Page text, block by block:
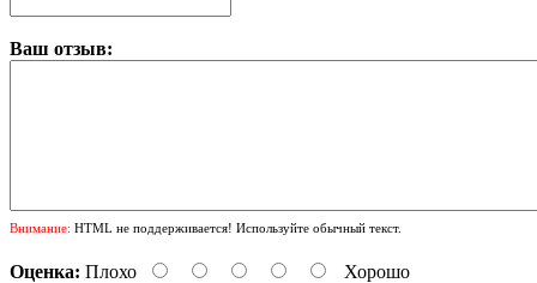
Ваш отзыв:
Внимание: HTML не поддерживается! Используйте обычный текст.
Оценка: Плохо Хорошо